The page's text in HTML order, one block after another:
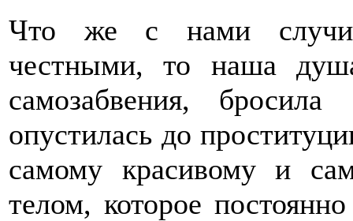
Что же с нами
честными, то наша
самозабвения,
опустилась до
самому красивому и
телом, которое